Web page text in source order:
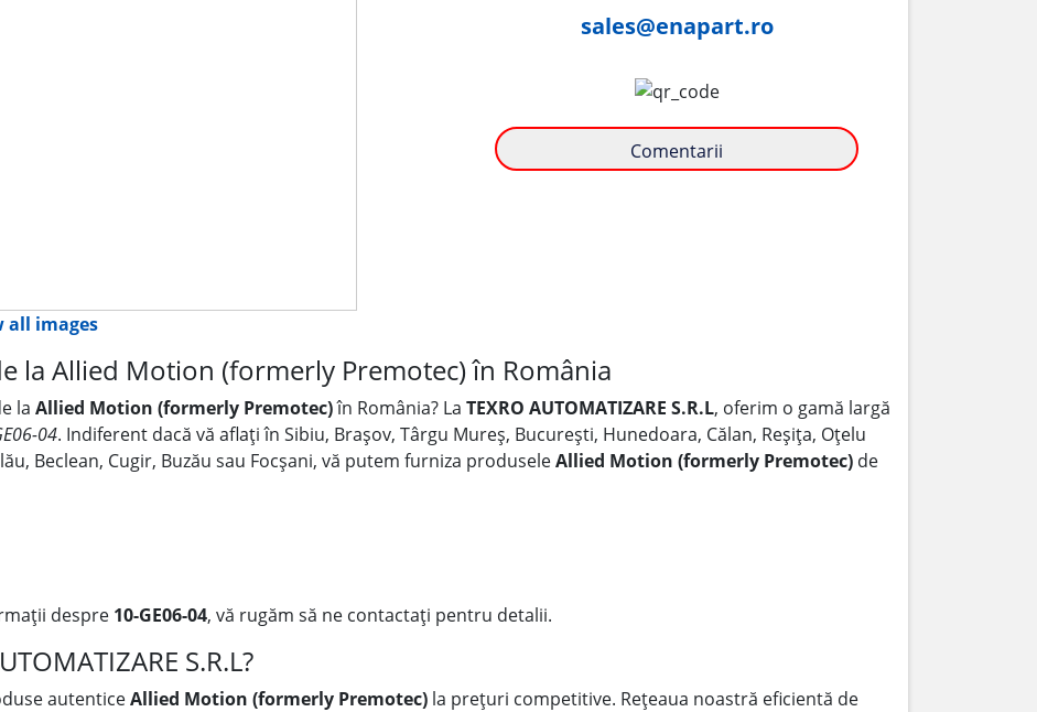
all images
sales@enapart.ro
Comentarii
la Allied Motion (formerly Premotec) în România
la Allied Motion (formerly Premotec)în România? La TEXRO AUTOMATIZARE S.R.L, oferim o gamă largă
04. Indiferent dacă vă aflați în Sibiu, Brașov, Târgu Mureș, București, Hunedoara, Călan, Reșița, Oțelu
Beclean, Cugir, Buzău sau Focșani, vă putem furniza produseleAllied Motion (formerly Premotec) de
despre 10-GE06-04, vă rugăm să ne contactați pentru detalii.
S.R.L?
autenticeAllied Motion (formerly Premotec) la prețuri competitive. Rețeaua noastră eficientă de